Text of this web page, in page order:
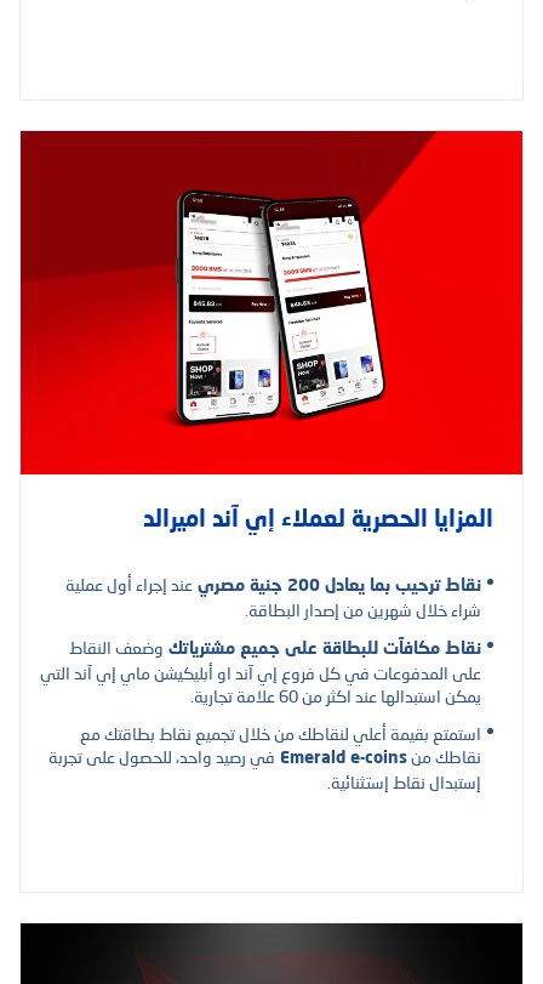
المزايا الحصرية لعملاء إي آند اميرالد
نقاط ترحيب بما يعادل 200 جنية مصري
عند إجراء أول عملية
شراء خلال شهرين من إصدار البطاقة.
نقاط مكافآت للبطاقة على جميع مشترياتك وضعف النقاط
على المدفوعات في كل فروع إي آند او أبليكيشن ماي إي آند التي
يمكن استبدالها عند اكثر من 60 علامة تجارية.
استمتع بقيمة أعلي لنقاطك من خلال تجميع نقاط بطاقتك مع
نقاطك من Emerald e-coins في رصيد واحد، للحصول على تجربة
إستبدال نقاط إستثنائية.